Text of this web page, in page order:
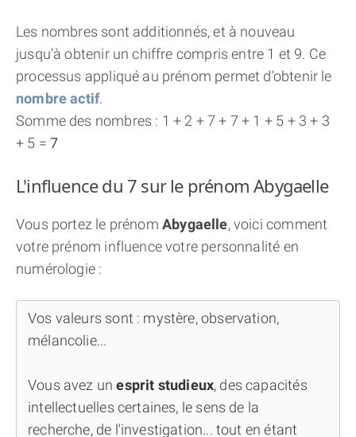
Les nombres sont additionnés, et à nouveau
jusqu'à obtenir un chiffre compris entre 1 et 9. Ce
processus appliqué au prénom permet d'obtenir le
nombre actif.
Somme des nombres : 1 + 2 + 7 + 7 + 1 + 5 + 3 + 3
+ 5 =7
L'influence du 7 sur le prénom Abygaelle
Vous portez le prénom Abygaelle, voici comment
votre prénom influence votre personnalité en
numérologie :
Vos valeurs sont : mystère, observation,
mélancolie...
Vous avez unesprit studieux, des capacités
intellectuelles certaines, le sens de la
recherche, de l'investigation... tout en étant